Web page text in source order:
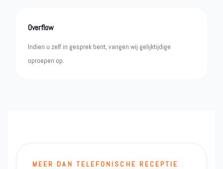
Overflow
Indien u zelf in gesprek bent, vangen wij gelijktijdige
oproepen op.
MEER DAN TELEFONISCHE RECEPTIE